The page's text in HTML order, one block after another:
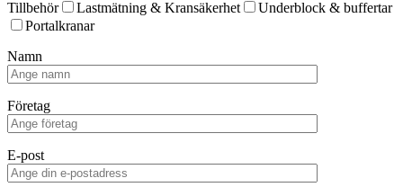
Tillbehör
Lastmätning & Kransäkerhet
Underblock & buffertar
Portalkranar
Namn
Företag
E-post